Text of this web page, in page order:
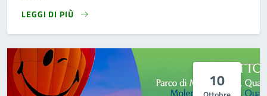
LEGGI DI PIÙ
10